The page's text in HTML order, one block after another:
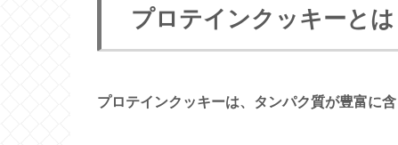
プロテインクッキーとは
プロテインクッキーは、タンパク質が豊富に